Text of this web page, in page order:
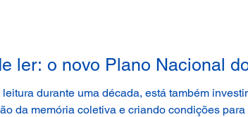
ler: o novo Plano Nacional
durante uma década, está também
da memória coletiva e criando condições